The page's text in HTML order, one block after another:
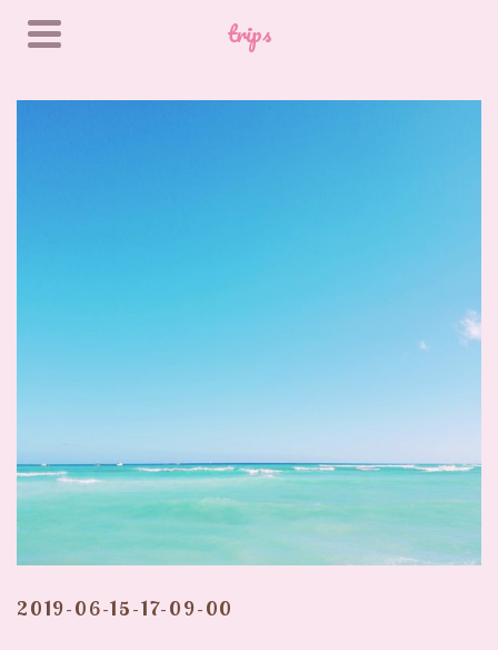
trips
2019-06-15-17-09-00